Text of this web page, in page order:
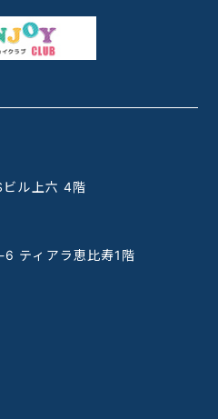
ル上六 4階
ティアラ恵比寿1階